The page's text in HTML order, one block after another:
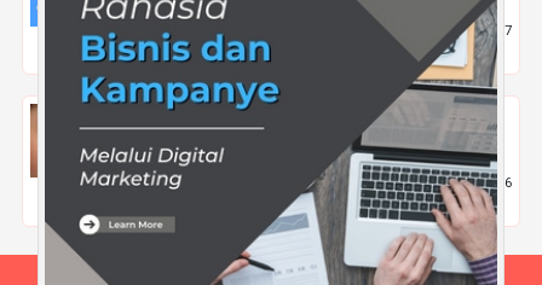
Gadget 28 Sep 2022 |1837
Lakukan Cara ini Agar Mata Tetap Sehat &
Kecantikan 21 Apr 2021 |2336